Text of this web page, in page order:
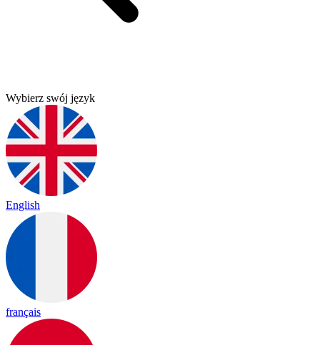
Wybierz swój język
English
français